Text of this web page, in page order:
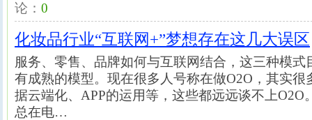
论： 0
化妆品行业“互联网+”梦想存在这几大误区
服务、零售、品牌如何与互联网结合，这三种模
有成熟的模型。现在很多人号称在做O2O，其实
据云端化、APP的运用等，这些都远远谈不上O2O
总在电…